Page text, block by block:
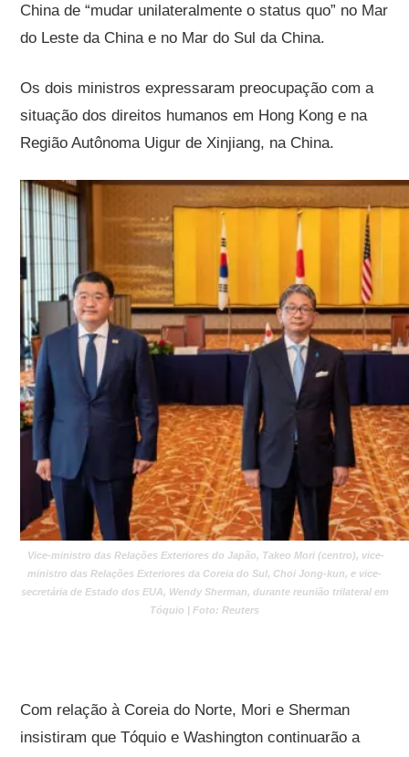
China de “mudar unilateralmente o status quo” no Mar
do Leste da China e no Mar do Sul da China.
Os dois ministros expressaram preocupação com a
situação dos direitos humanos em Hong Kong e na
Região Autônoma Uigur de Xinjiang, na China.
Vice-ministro das Relações Exteriores do Japão, Takeo Mori (centro), vice-
ministro das Relações Exteriores da Coreia do Sul, Choi Jong-kun, e vice-
secretária de Estado dos EUA, Wendy Sherman, durante reunião trilateral em
Tóquio | Foto: Reuters
Com relação à Coreia do Norte, Mori e Sherman
insistiram que Tóquio e Washington continuarão a